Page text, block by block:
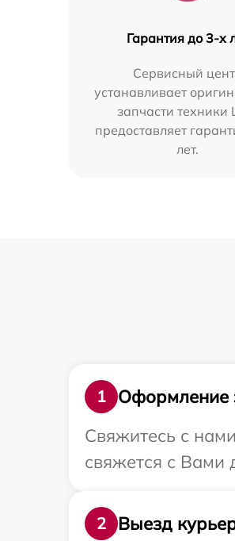
Гарантия до 3-х
Сервисный
устанавливает
запчасти техники
предоставляет
лет.
1
Оформление
Свяжитесь с
свяжется с Вами
2
Выезд